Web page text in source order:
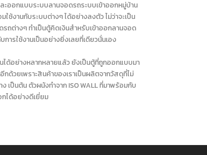
ะออกแบบระบบลานจอดรถระบบเข้าออกหมู่บ้าน
ช้งานกับระบบต่างๆ ได้อย่างลงตัว ไม่ว่าจะเป็น
ถต่างๆ ทำเป็นตู้คิดเงินสำหรับเข้าออกลานจอด
ารใช้งานเป็นอย่างยิ่งเลยที่เดียวนั่นเอง
ได้อย่างหลากหลายแล้ว ยังเป็นตู้ที่ถูกออกแบบมา
กด้วยเพราะสินค้าของเราเป็นผลิตจากวัสดุที่ไม่
เป็นต้น ตัวผนังทำจาก ISO WALL ที่มาพร้อมกับ
ได้อย่างดีเยี่ยม